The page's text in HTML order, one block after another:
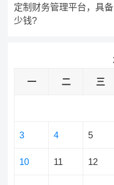
定制财务管理平台，具
少钱?
一 二 三
3 4 5
10 11 12